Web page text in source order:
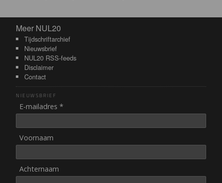
Meer NUL20
Meer NUL20
Tijdschriftarchief
Nieuwsbrief
NUL20 RSS-feeds
Disclaimer
Contact
NIEUWSBRIEF
E-mailadres *
Voornaam
Achternaam